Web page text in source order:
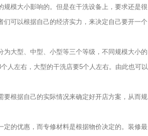
模大小影响的。但是在干洗设备上，要求还是很
可以根据自己的经济实力，来决定自己要开一个
大型、中型、小型等三个等级，不同规模大小的
人左右，大型的干洗店要5个人左右。由此也可以
根据自己的实际情况来确定好开店方案，从而规
的优惠，而专修材料是根据物价决定的。装修最